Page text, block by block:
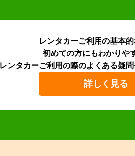
レンタカーご利用の基本
初めての方にもわかりや
レンタカーご利用の際のよくある疑問
詳しく見る